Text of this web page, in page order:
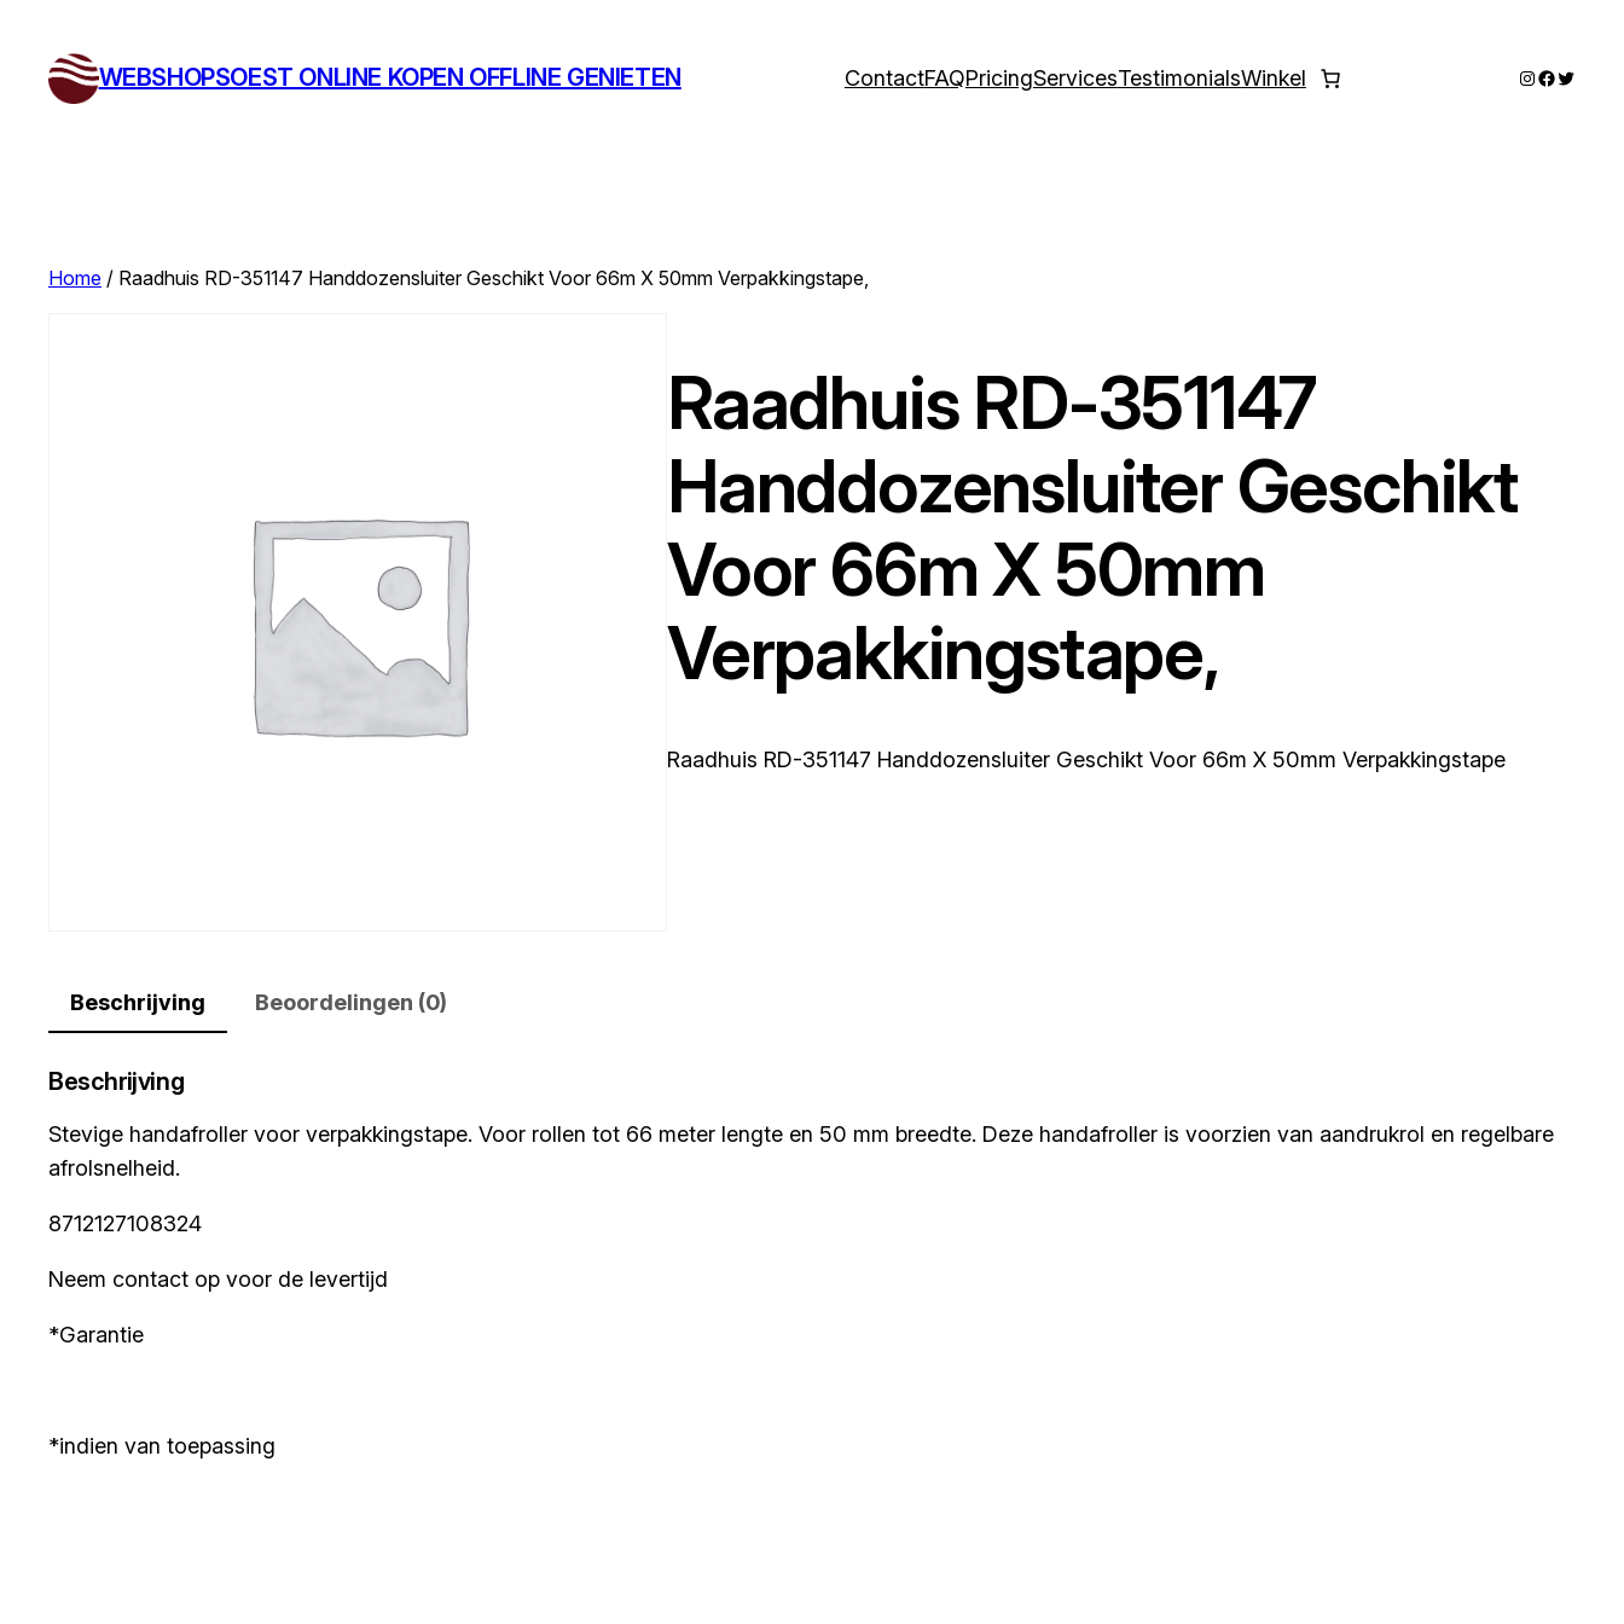
WEBSHOPSOEST ONLINE KOPEN OFFLINE GENIETEN ContactFAQPricingServicesTestimonialsWinkel Instagram
Twitter
Home / Raadhuis RD-351147 Handdozensluiter Geschikt Voor 66m X 50mm Verpakkingstape,
Raadhuis RD-351147
Handdozensluiter Geschikt
Voor 66m X 50mm
Verpakkingstape,
Raadhuis RD-351147 Handdozensluiter Geschikt Voor 66m X 50mm Verpakkingstape
Beschrijving Beoordelingen (0)
Beschrijving
Stevige handafroller voor verpakkingstape. Voor rollen tot 66 meter lengte en 50 mm breedte. Deze handafroller is voorzien van aandrukrol en regelbare
afrolsnelheid.
8712127108324
Neem contact op voor de levertijd
*Garantie
*indien van toepassing